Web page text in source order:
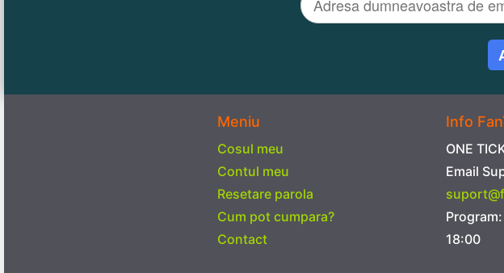
Meniu
Cosul meu
Contul meu
Resetare parola
Cum pot cumpara?
Contact
Info
ONE
Email
18:00